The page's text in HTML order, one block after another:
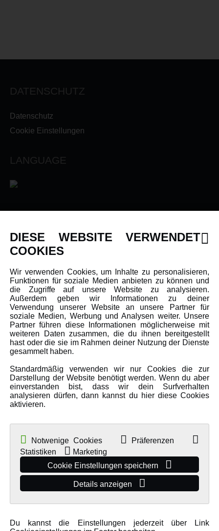
DATENSCHUTZ
Datenschutz
Cookie Einstellungen
LANGUAGE
Karriere
Amewi Kataloge
MEHR VON AMEWI
AMXRacing - Qualitäts RC-Zubehör
Malinos - Die kreative Seite von Amewi
Werden Sie Amewi Händler
Amewi B2B-Shop
Impressum| Der Verkauf erfolgt an Gewerbetreibende in unseremB2B
DIESE WEBSITE VERWENDET
COOKIES
Wir verwenden Cookies, um Inhalte zu personalisieren,
Funktionen für soziale Medien anbieten zu können und
die Zugriffe auf unsere Website zu analysieren.
Außerdem geben wir Informationen zu deiner
Verwendung unserer Website an unsere Partner für
soziale Medien, Werbung und Analysen weiter. Unsere
Partner führen diese Informationen möglicherweise mit
weiteren Daten zusammen, die du ihnen bereitgestellt
hast oder die sie im Rahmen deiner Nutzung der Dienste
gesammelt haben.
Standardmäßig verwenden wir nur Cookies die zur
Darstellung der Website benötigt werden. Wenn du aber
einverstanden bist, dass wir dein Surfverhalten
analysieren dürfen, dann kannst du hier diese Cookies
aktivieren.
Notwenige Cookies
Präferenzen
Statistiken
Marketing
Cookie Einstellungen speichern
Details anzeigen
Du kannst die Einstellungen jederzeit über Link